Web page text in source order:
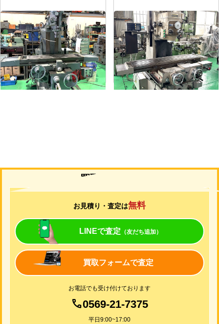
#1.5ラムフライス盤
メーカー 静岡
形 式VHR-A
年 式1989
#2立フライス盤
メーカー 山崎技研
形 式YZ-75
年 式1992
買取について
お見積り・査定は無料
LINEで査定 （友だち追加）
買取フォームで査定
お電話でも受け付けております
0569-21-7375
平日9:00~17:00